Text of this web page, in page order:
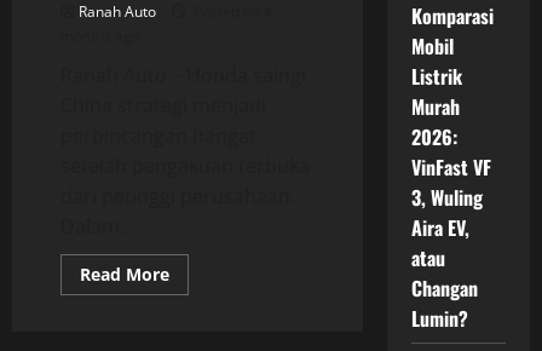
Ranah Auto
Read MoreRead
more
Komparasi
Mobil
Listrik
Murah
2026:
VinFast VF
3, Wuling
Aira EV,
atau
Changan
Lumin?